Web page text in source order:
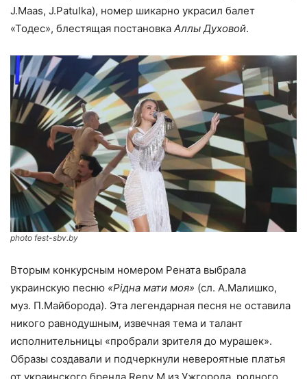
J.Maas, J.Patulka), номер шикарно украсил балет
«Тодес», блестящая постановка Аллы Духовой.
photo fest-sbv.by
Вторым конкурсным номером Рената выбрала
украинскую песню «Рідна мати моя» (сл. А.Малишко,
муз. П.Майборода). Эта легендарная песня не оставила
никого равнодушным, извечная тема и талант
исполнительницы «пробрали зрителя до мурашек».
Образы создавали и подчеркнули невероятные платья